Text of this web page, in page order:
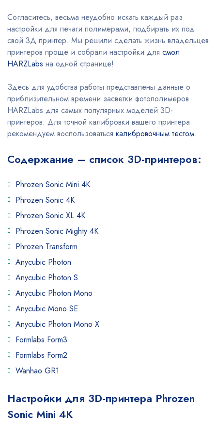
Согласитесь, весьма неудобно искать каждый раз
настройки для печати полимерами, подбирать их под
свой 3Д принтер. Мы решили сделать жизнь владельцев
принтеров проще и собрали настройки для смол
HARZLabs на одной странице!
Здесь для удобства работы представлены данные о
приблизительном времени засветки фотополимеров
HARZLabs для самых популярных моделей 3D-
принтеров. Для точной калибровки вашего принтера
рекомендуем воспользоваться калибровочным тестом.
Содержание – список 3D-принтеров:
Phrozen Sonic Mini 4K
Phrozen Sonic 4K
Phrozen Sonic XL 4K
Phrozen Sonic Mighty 4K
Phrozen Transform
Anycubic Photon
Anycubic Photon S
Anycubic Photon Mono
Anycubic Mono SE
Anycubic Photon Mono X
Formlabs Form3
Formlabs Form2
Wanhao GR1
Настройки для 3D-принтера Phrozen
Sonic Mini 4K